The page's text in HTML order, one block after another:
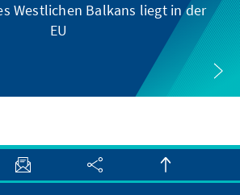
Westlichen Balkans liegt in der
EU